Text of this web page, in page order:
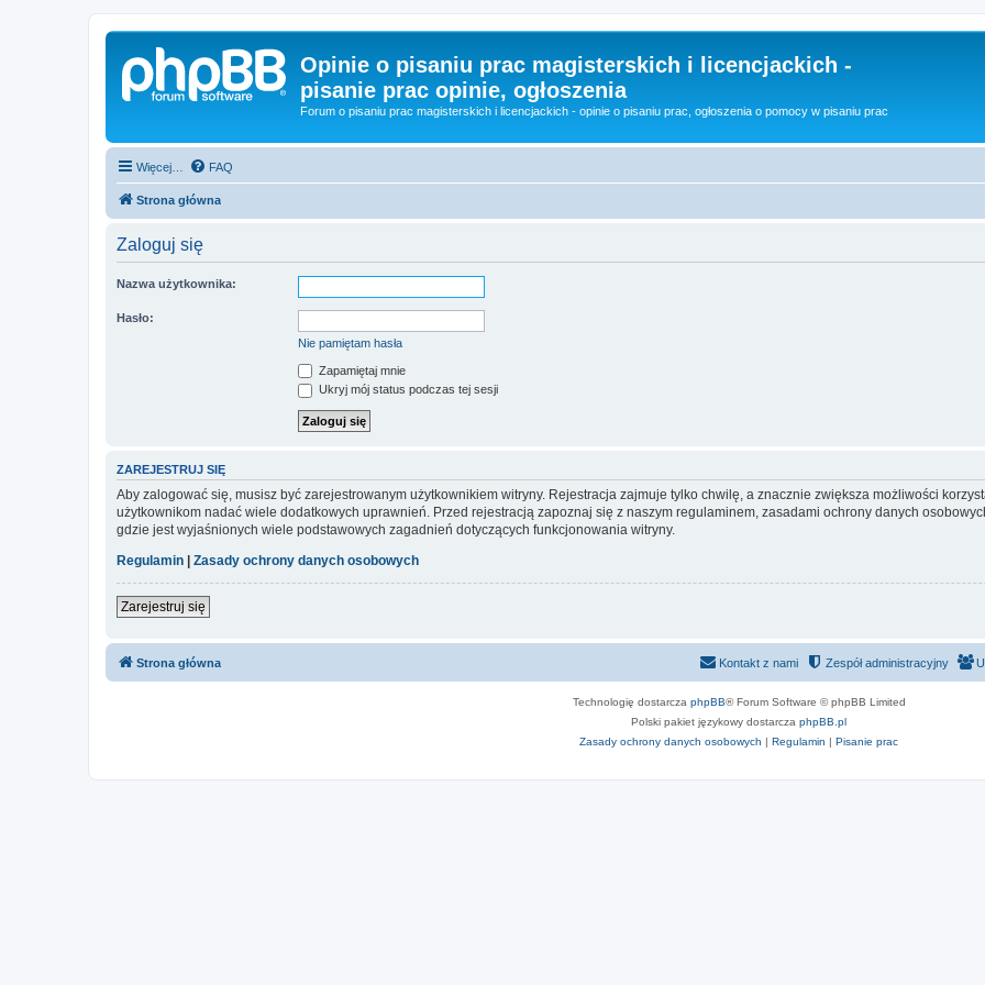
Opinie o pisaniu prac magisterskich i licencjackich -
pisanie prac opinie, ogłoszenia
Forum o pisaniu prac magisterskich i licencjackich - opinie o pisaniu prac, ogłoszenia o pomocy w pisaniu prac
Więcej… FAQ
Strona główna
Zaloguj się
Nazwa użytkownika:
Hasło:
Nie pamiętam hasła
Zapamiętaj mnie
Ukryj mój status podczas tej sesji
ZAREJESTRUJ SIĘ
Aby zalogować się, musisz być zarejestrowanym użytkownikiem witryny. Rejestracja zajmuje tylko chwilę, a znacznie zwiększa możliwości
użytkownikom nadać wiele dodatkowych uprawnień. Przed rejestracją zapoznaj się z naszym regulaminem, zasadami ochrony danych
gdzie jest wyjaśnionych wiele podstawowych zagadnień dotyczących funkcjonowania witryny.
Regulamin
Zasady ochrony danych osobowych
Zarejestruj się
Strona główna Zespół administracyjny
Kontakt z nami
Technologię dostarcza phpBB® Forum Software © phpBB Limited
Polski pakiet językowy dostarcza phpBB.pl
Zasady ochrony danych osobowych | Regulamin | Pisanie prac